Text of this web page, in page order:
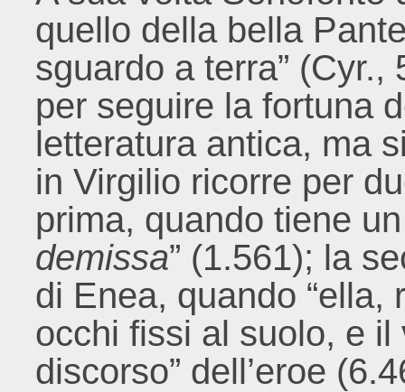
quello della bella
sguardo a terra”
per seguire la fortuna
letteratura antica, ma
in Virgilio ricorre per
prima, quando tiene
demissa” (1.561); la
di Enea, quando “ella,
occhi fissi al suolo, e il
discorso” dell’eroe